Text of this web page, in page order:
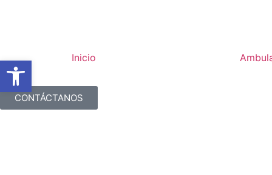
Inicio
CONTÁCTANOS
Open toolbar